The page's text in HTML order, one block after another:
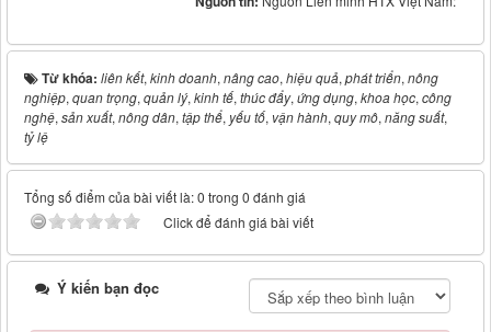
Từ khóa: liên kết, kinh doanh, nâng cao, hiệu quả, phát triển, nông
nghiệp, quan trọng, quản lý, kinh tế, thúc đẩy, ứng dụng, khoa học, công
nghệ, sản xuất, nông dân, tập thể, yếu tố, vận hành, quy mô, năng suất,
tỷ lệ
Tổng số điểm của bài viết là: 0 trong 0 đánh giá
Click để đánh giá bài viết
Ý kiến bạn đọc